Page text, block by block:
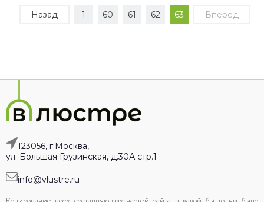
32182Назад 1 60 61 62 63 Вперед
123056, г.Москва,
ул. Большая Грузинская, д.30А стр.1
info@vlustre.ru